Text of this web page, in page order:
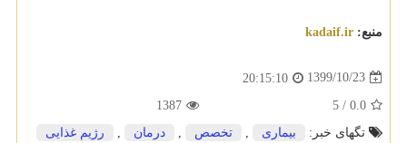
منبع: kadaif.ir
1399/10/23
20:15:10
0.0
/
5
1387
تگهای خبر:
بیماری تخصص درمان رژیم غذایی